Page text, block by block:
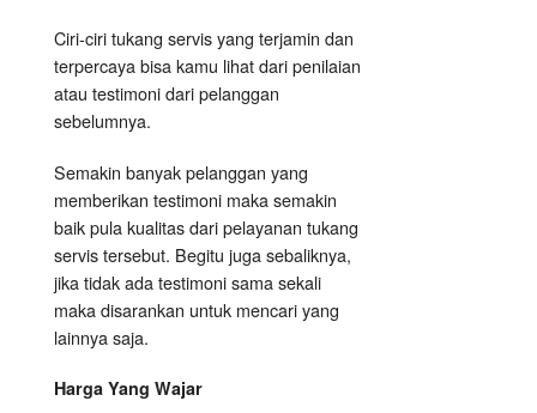
Ciri-ciri tukang servis yang terjamin dan
terpercaya bisa kamu lihat dari penilaian
atau testimoni dari pelanggan
sebelumnya.
Semakin banyak pelanggan yang
memberikan testimoni maka semakin
baik pula kualitas dari pelayanan tukang
servis tersebut. Begitu juga sebaliknya,
jika tidak ada testimoni sama sekali
maka disarankan untuk mencari yang
lainnya saja.
Harga Yang Wajar